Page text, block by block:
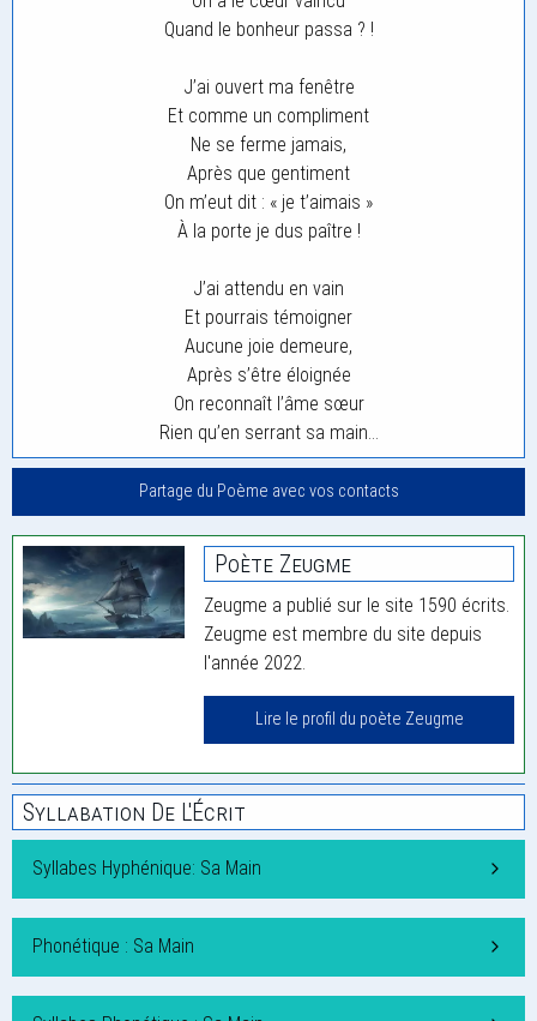
Quand le bonheur passa ? !
J’ai ouvert ma fenêtre
Et comme un compliment
Ne se ferme jamais,
Après que gentiment
On m’eut dit : « je t’aimais »
À la porte je dus paître !
J’ai attendu en vain
Et pourrais témoigner
Aucune joie demeure,
Après s’être éloignée
On reconnaît l’âme sœur
Rien qu’en serrant sa main…
Partage du Poème avec vos contacts
Poète Zeugme
Zeugme a publié sur le site 1590 écrits.
Zeugme est membre du site depuis
l'année 2022.
Lire le profil du poète Zeugme
Syllabation De L'Écrit
Syllabes Hyphénique: Sa Main
Phonétique : Sa Main